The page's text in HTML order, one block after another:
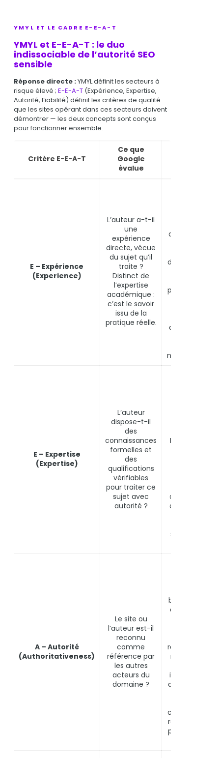
YMYL ET LE CADRE E-E-A-T
YMYL et E-E-A-T : le duo
indissociable de l’autorité SEO
sensible
Réponse directe :YMYL définit les secteurs à
risque élevé ; E-E-A-T (Expérience, Expertise,
Autorité, Fiabilité) définit les critères de qualité
que les sites opérant dans ces secteurs doivent
démontrer — les deux concepts sont conçus
pour fonctionner ensemble.
Critère E-E-A-T
Ce que
Google
évalue
E – Expérience
(Experience)
L’auteur a-t-il
une
expérience
directe, vécue
du sujet qu’il
traite ?
Distinct de
l’expertise
académique :
c’est le savoir
issu de la
pratique réelle.
d’expérience
dans le
parcours de
que le
E – Expertise
(Expertise)
L’auteur
dispose-t-il
des
connaissances
formelles et
des
qualifications
vérifiables
pour traiter ce
sujet avec
autorité ?
Liens vers
articles par
auteur réel,
signé «
A – Autorité
(Authoritativeness)
Le site ou
l’auteur est-il
reconnu
comme
référence par
les autres
acteurs du
domaine ?
backlinks
des
mentions
interviews
des
construit dans
regard des
pas dans